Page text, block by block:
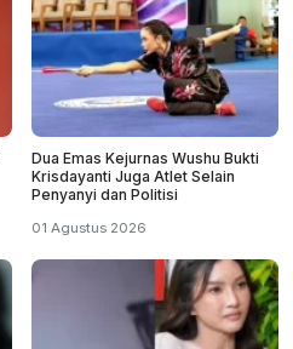
Dua Emas Kejurnas Wushu Bukti
Krisdayanti Juga Atlet Selain
Penyanyi dan Politisi
01 Agustus 2026